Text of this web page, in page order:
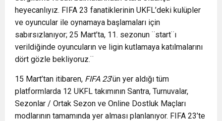
heyecanlıyız. FIFA 23 fanatiklerinin UKFL’deki kulüpler
ve oyuncular ile oynamaya başlamaları için
sabırsızlanıyor; 25 Mart’ta, 11. sezonun ¨start¨ı
verildiğinde oyuncuların ve ligin kutlamaya katılmalarını
dört gözle bekliyoruz.¨
15 Mart’tan itibaren, FIFA 23’ün yer aldığı tüm
platformlarda 12 UKFL takımının Santra, Turnuvalar,
Sezonlar / Ortak Sezon ve Online Dostluk Maçları
modlarının tamamında yer alması planlanıyor. FIFA 23’te